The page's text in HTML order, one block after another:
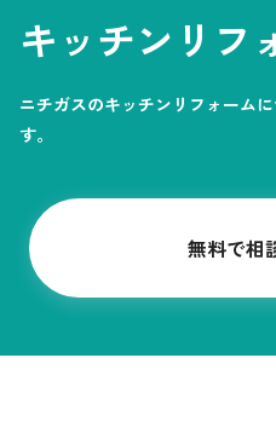
でガ割のご案内
シミュレーション
都市ガス＋でんき
キッチンリフ
ニチガスのキッチンリフォーム
す。
無料で相